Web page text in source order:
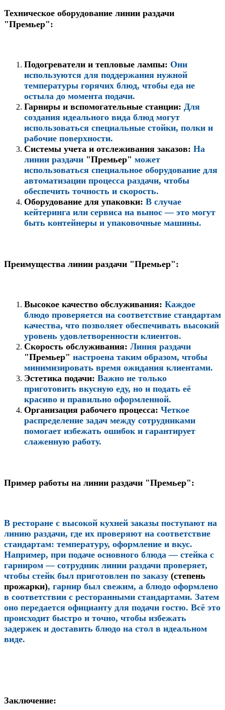
Техническое оборудование линии раздачи
"Премьер":
Подогреватели и тепловые лампы: Они
используются для поддержания нужной
температуры горячих блюд, чтобы еда не
остыла до момента подачи.
Гарниры и вспомогательные станции: Для
создания идеального вида блюд могут
использоваться специальные стойки, полки и
рабочие поверхности.
Системы учета и отслеживания заказов: На
линии раздачи "Премьер" может
использоваться специальное оборудование для
автоматизации процесса раздачи, чтобы
обеспечить точность и скорость.
Оборудование для упаковки: В случае
кейтеринга или сервиса на вынос — это могут
быть контейнеры и упаковочные машины.
Преимущества линии раздачи "Премьер":
Высокое качество обслуживания: Каждое
блюдо проверяется на соответствие стандартам
качества, что позволяет обеспечивать высокий
уровень удовлетворенности клиентов.
Скорость обслуживания: Линия раздачи
"Премьер" настроена таким образом, чтобы
минимизировать время ожидания клиентами.
Эстетика подачи: Важно не только
приготовить вкусную еду, но и подать её
красиво и правильно оформленной.
Организация рабочего процесса: Четкое
распределение задач между сотрудниками
помогает избежать ошибок и гарантирует
слаженную работу.
Пример работы на линии раздачи "Премьер":
В ресторане с высокой кухней заказы поступают на
линию раздачи, где их проверяют на соответствие
стандартам: температуру, оформление и вкус.
Например, при подаче основного блюда — стейка с
гарниром — сотрудник линии раздачи проверяет,
чтобы стейк был приготовлен по заказу (степень
прожарки), гарнир был свежим, а блюдо оформлено
в соответствии с ресторанными стандартами. Затем
оно передается официанту для подачи гостю. Всё это
происходит быстро и точно, чтобы избежать
задержек и доставить блюдо на стол в идеальном
виде.
Заключение: